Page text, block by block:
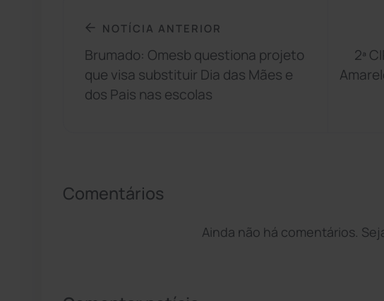
NOTÍCIA ANTERIOR
Brumado: Omesb questiona projeto
que visa substituir Dia das Mães e
dos Pais nas escolas
2ª
Comentários
Ainda não há comentários.